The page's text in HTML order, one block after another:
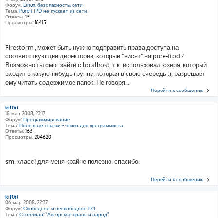
Форум: Linux, безопасность, сети
Тема: Pure-FTPD не пускает из сети
Ответы: 13
Просмотры: 16415
Firestorm , может быть нужно подправить права доступа на
соответствующие директории, которые "висят" на pure-ftpd ?
Возможно ты смог зайти с localhost, т.к. использовал юзера, который
входит в какую-нибудь группу, которая в свою очередь :), разрешает
ему читать содержимое папок. Не говоря...
Перейти к сообщению
kif0rt
18 мар 2008, 23:17
Форум: Программирование
Тема: Полезные ссылки - чтиво для программиста
Ответы: 163
Просмотры: 204620
sm , класс! для меня крайне полезно. спасибо.
Перейти к сообщению
kif0rt
06 мар 2008, 22:37
Форум: Свободное и несвободное ПО
Тема: Столлман: "Авторское право и народ"